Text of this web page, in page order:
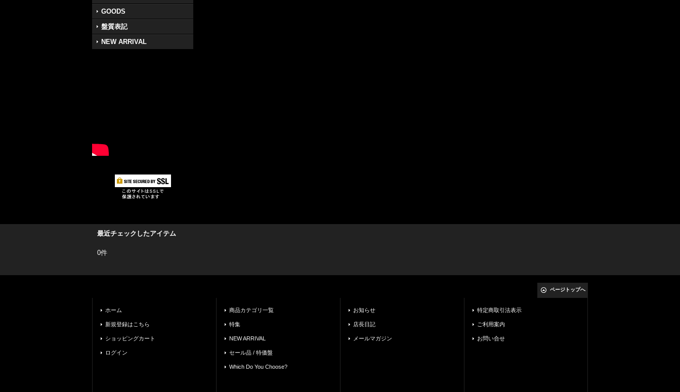
GOODS
盤質表記
NEW ARRIVAL
最近チェックしたアイテム
0件
ページトップへ
ホーム
新規登録はこちら
ショッピングカート
ログイン
商品カテゴリ一覧
特集
NEW ARRIVAL
セール品 / 特価盤
Which Do You Choose?
お知らせ
店長日記
メールマガジン
特定商取引法表示
ご利用案内
お問い合せ